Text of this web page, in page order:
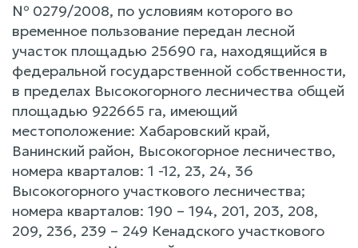
№ 0279/2008, по условиям которого во
временное пользование передан лесной
участок площадью 25690 га, находящийся в
федеральной государственной собственности,
в пределах Высокогорного лесничества общей
площадью 922665 га, имеющий
местоположение: Хабаровский край,
Ванинский район, Высокогорное лесничество,
номера кварталов: 1 -12, 23, 24, 36
Высокогорного участкового лесничества;
номера кварталов: 190 – 194, 201, 203, 208,
209, 236, 239 – 249 Кенадского участкового